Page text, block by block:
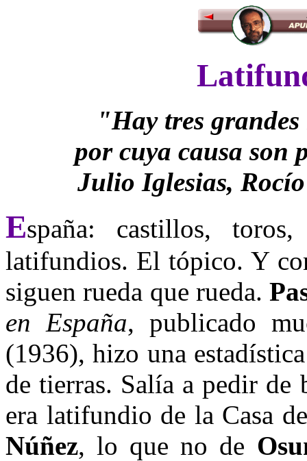
"Hay tres
por cuya causa son
Julio Iglesias,
España: castillos,
latifundios. El tópico. Y
siguen rueda que rueda.
en España, publicado
(1936), hizo una
de tierras. Salía a pedir de
era latifundio de la Casa
Núñez, lo que no de